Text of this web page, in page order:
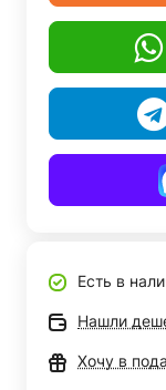
Есть в
Нашли
Хочу в